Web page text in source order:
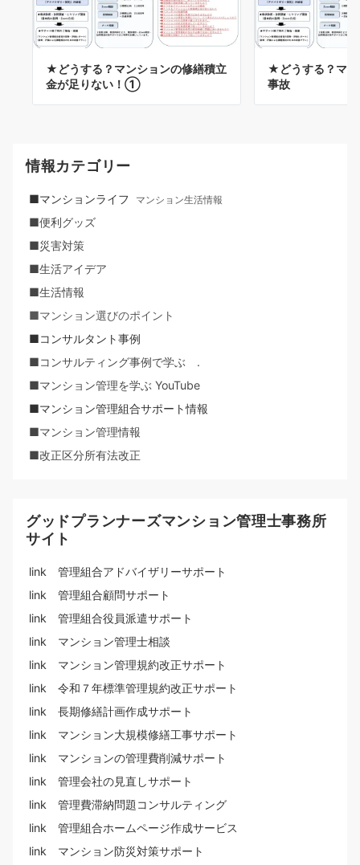
★どうする？マンションの修繕積立
金が足りない！①
★どうする？マ
事故
情報カテゴリー
■マンションライフ マンション生活情報
■便利グッズ
■災害対策
■生活アイデア
■生活情報
■マンション選びのポイント
■コンサルタント事例
■コンサルティング事例で学ぶ .
■マンション管理を学ぶ YouTube
■マンション管理組合サポート情報
■マンション管理情報
■改正区分所有法改正
グッドプランナーズマンション管理士事務所
サイト
link 管理組合アドバイザリーサポート
link 管理組合顧問サポート
link 管理組合役員派遣サポート
link マンション管理士相談
link マンション管理規約改正サポート
link 令和７年標準管理規約改正サポート
link 長期修繕計画作成サポート
link マンション大規模修繕工事サポート
link マンションの管理費削減サポート
link 管理会社の見直しサポート
link 管理費滞納問題コンサルティング
link 管理組合ホームページ作成サービス
link マンション防災対策サポート